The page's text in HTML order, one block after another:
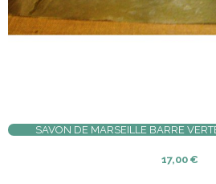
SAVON DE MARSEILLE BARRE
17,00€